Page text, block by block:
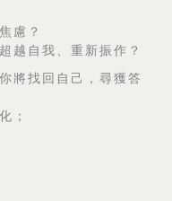
慮？
越自我、重新振作？
將找回自己，尋獲答
；